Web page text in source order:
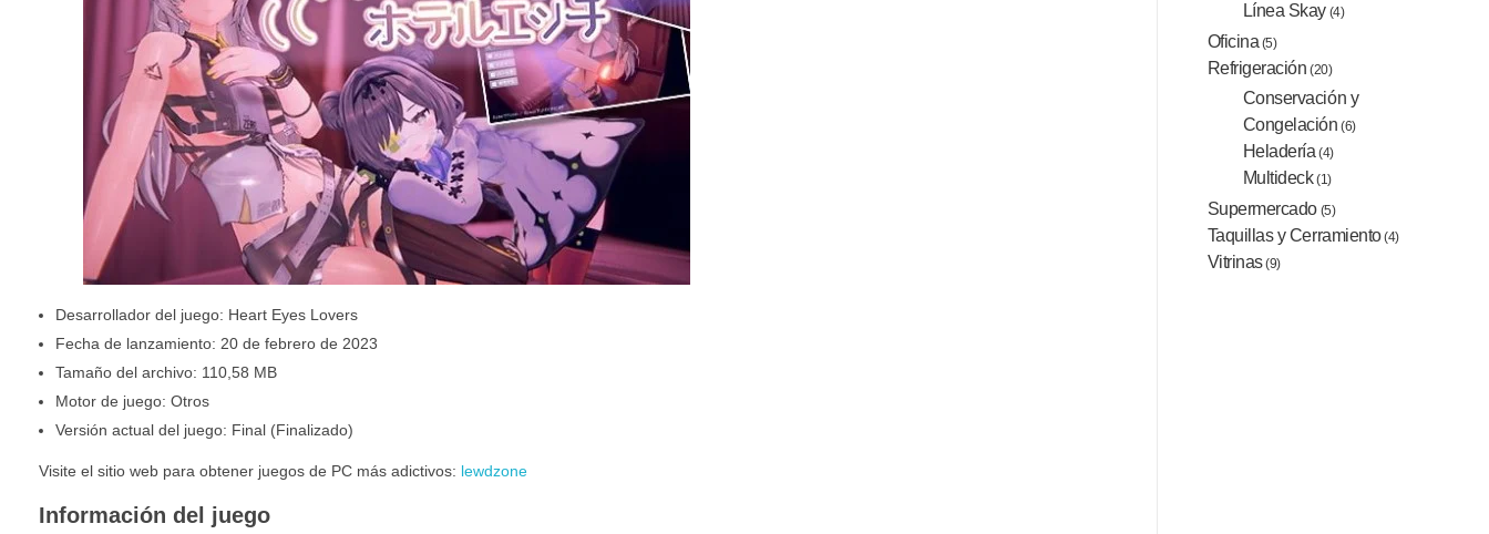
Desarrollador del juego: Heart Eyes Lovers
Fecha de lanzamiento: 20 de febrero de 2023
Tamaño del archivo: 110,58 MB
Motor de juego: Otros
Versión actual del juego: Final (Finalizado)
Visite el sitio web para obtener juegos de PC más adictivos: lewdzone
Información del juego
Línea Skay (4)
Oficina (5)
Refrigeración (20)
Conservación y
Congelación (6)
Heladería (4)
Multideck(1)
Supermercado (5)
Taquillas y Cerramiento(4)
Vitrinas(9)